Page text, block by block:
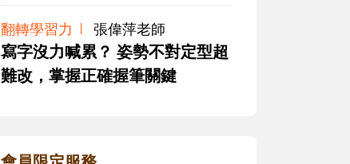
翻轉學習力 張偉萍老師
寫字沒力喊累？ 姿勢不對定型超
難改，掌握正確握筆關鍵